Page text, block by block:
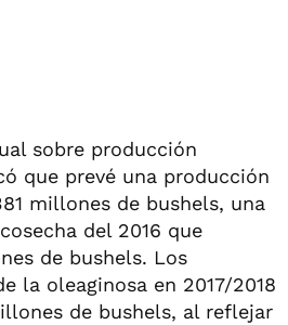
sobre producción
que prevé una producción
millones de bushels, una
del 2016 que
de bushels. Los
la oleaginosa en 2017/2018
de bushels, al reflejar